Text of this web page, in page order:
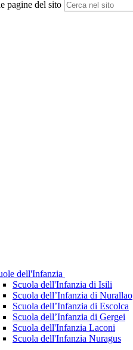
pagine del sito
dell'Infanzia
Scuola dell'Infanzia di Isili
Scuola dell’Infanzia di Nurallao
Scuola dell’Infanzia di Escolca
Scuola dell’Infanzia di Gergei
Scuola dell'Infanzia Laconi
Scuola dell'Infanzia Nuragus